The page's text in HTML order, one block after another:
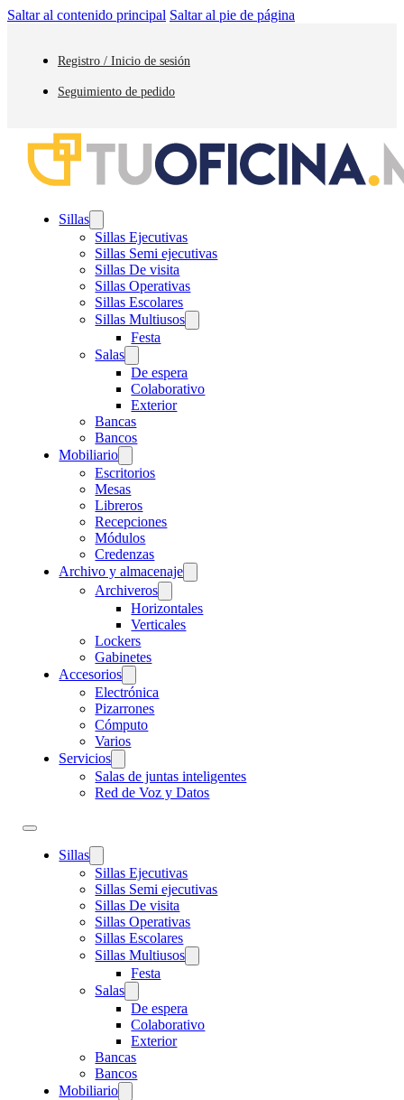
Saltar al contenido principal Saltar al pie de página
Registro / Inicio de sesión
Seguimiento de pedido
Sillas
Sillas Ejecutivas
Sillas Semi ejecutivas
Sillas De visita
Sillas Operativas
Sillas Escolares
Sillas Multiusos
Festa
Salas
De espera
Colaborativo
Exterior
Bancas
Bancos
Mobiliario
Escritorios
Mesas
Libreros
Recepciones
Módulos
Credenzas
Archivo y almacenaje
Archiveros
Horizontales
Verticales
Lockers
Gabinetes
Accesorios
Electrónica
Pizarrones
Cómputo
Varios
Servicios
Salas de juntas inteligentes
Red de Voz y Datos
Sillas
Sillas Ejecutivas
Sillas Semi ejecutivas
Sillas De visita
Sillas Operativas
Sillas Escolares
Sillas Multiusos
Festa
Salas
De espera
Colaborativo
Exterior
Bancas
Bancos
Mobiliario